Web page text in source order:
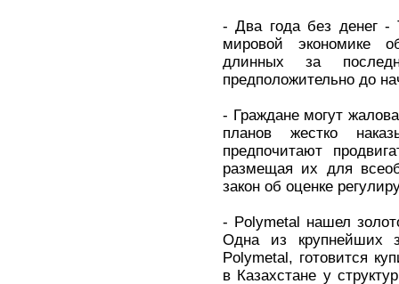
- Два года без денег -
мировой экономике
длинных за
предположительно до
- Граждане могут
планов жестко
предпочитают
размещая их для
закон об оценке
- Polymetal нашел
Одна из крупнейших
Polymetal, готовится
в Казахстане у